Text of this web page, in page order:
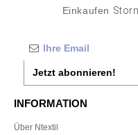
Einkaufen
Jetzt abonnieren!
INFORMATION
Über Ntextil